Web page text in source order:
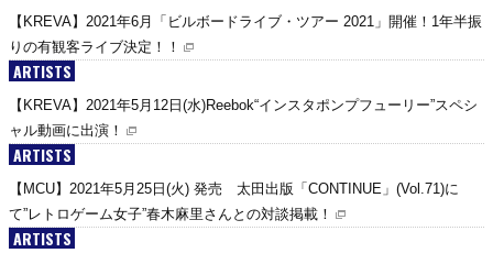
【KREVA】2021年6月「ビルボードライブ・ツアー 2021」開催！1年半振
りの有観客ライブ決定！！
ARTISTS
【KREVA】2021年5月12日(水)Reebok“インスタポンプフューリー”スペシ
ャル動画に出演！
ARTISTS
【MCU】2021年5月25日(火) 発売 太田出版「CONTINUE」(Vol.71)に
て”レトロゲーム女子”春木麻里さんとの対談掲載！
ARTISTS